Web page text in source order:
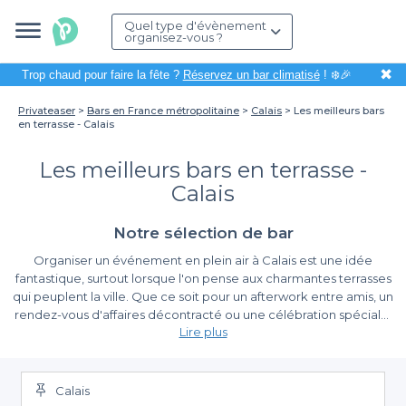
Quel type d'évènement
organisez-vous ?
Trop chaud pour faire la fête ? Réservez un bar climatisé! ❄️🎉 ✖
Privateaser Bars en France métropolitaine Calais
Les meilleurs bars
en terrasse - Calais
Les meilleurs bars en terrasse -
Calais
Notre sélection de bar
Organiser un événement en plein air à Calais est une idée
fantastique, surtout lorsque l'on pense aux charmantes terrasses
qui peuplent la ville. Que ce soit pour un afterwork entre amis, un
rendez-vous d'affaires décontracté ou une célébration spéciale,
les bars en terrasse de Calais offrent un cadre idéal pour profiter
Bénéficiez d'une réservation simplifiée avec
Lire plus
Calais